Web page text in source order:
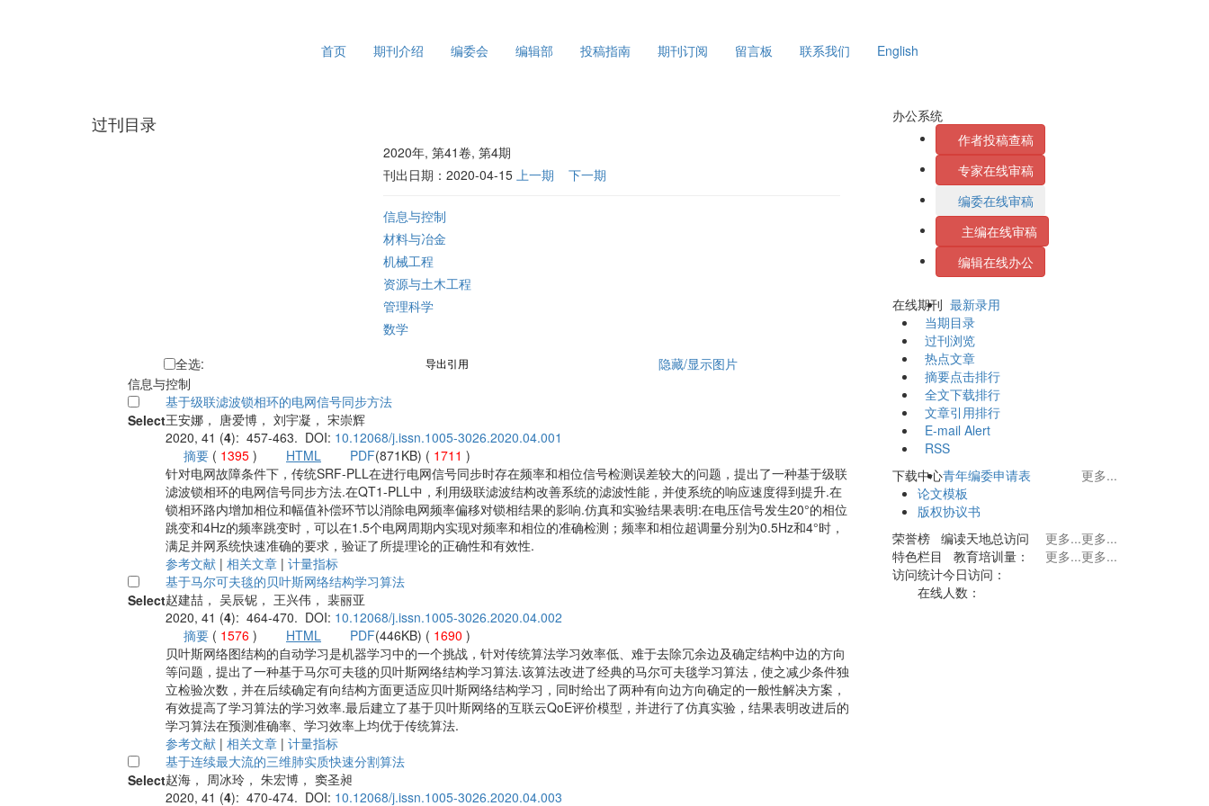
首页 期刊介绍 编委会 编辑部 投稿指南 期刊订阅 留言板 联系我们 English
过刊目录
2020年, 第41卷, 第4期
刊出日期：2020-04-15上一期 下一期
信息与控制
材料与冶金
机械工程
资源与土木工程
管理科学
数学
全选: 导出引用
隐藏/显示图片
信息与控制
Select
基于级联滤波锁相环的电网信号同步方法
王安娜， 唐爱博， 刘宇凝， 宋崇辉
2020, 41 (4): 457-463. DOI: 10.12068/j.issn.1005-3026.2020.04.001
摘要 ( 1395 ) HTML PDF(871KB) ( 1711 )
针对电网故障条件下，传统SRF-PLL在进行电网信号同步时存在频率和相位信号检测误差较大的问题，提出了一种基于级联
滤波锁相环的电网信号同步方法.在QT1-PLL中，利用级联滤波结构改善系统的滤波性能，并使系统的响应速度得到提升.在
锁相环路内增加相位和幅值补偿环节以消除电网频率偏移对锁相结果的影响.仿真和实验结果表明:在电压信号发生20°的相位
跳变和4Hz的频率跳变时，可以在1.5个电网周期内实现对频率和相位的准确检测；频率和相位超调量分别为0.5Hz和4°时，
满足并网系统快速准确的要求，验证了所提理论的正确性和有效性.
参考文献 | 相关文章 | 计量指标
Select
基于马尔可夫毯的贝叶斯网络结构学习算法
赵建喆， 吴辰铌， 王兴伟， 裴丽亚
2020, 41 (4): 464-470. DOI: 10.12068/j.issn.1005-3026.2020.04.002
摘要 ( 1576 ) HTML PDF(446KB) ( 1690 )
贝叶斯网络图结构的自动学习是机器学习中的一个挑战，针对传统算法学习效率低、难于去除冗余边及确定结构中边的方向
等问题，提出了一种基于马尔可夫毯的贝叶斯网络结构学习算法.该算法改进了经典的马尔可夫毯学习算法，使之减少条件独
立检验次数，并在后续确定有向结构方面更适应贝叶斯网络结构学习，同时给出了两种有向边方向确定的一般性解决方案，
有效提高了学习算法的学习效率.最后建立了基于贝叶斯网络的互联云QoE评价模型，并进行了仿真实验，结果表明改进后的
学习算法在预测准确率、学习效率上均优于传统算法.
参考文献 | 相关文章 | 计量指标
Select
基于连续最大流的三维肺实质快速分割算法
赵海， 周冰玲， 朱宏博， 窦圣昶
2020, 41 (4): 470-474. DOI: 10.12068/j.issn.1005-3026.2020.04.003
办公系统
作者投稿查稿
专家在线审稿
编委在线审稿
主编在线审稿
编辑在线办公
在线期刊 最新录用
当期目录
过刊浏览
热点文章
摘要点击排行
全文下载排行
文章引用排行
E-mail Alert
RSS
下载中心
更多...
青年编委申请表
论文模板
版权协议书
荣誉榜
更多...
编读天地
更多...
特色栏目
更多...
教育培训
更多...
访问统计
总访问
量：
今日访问：
在线人数：